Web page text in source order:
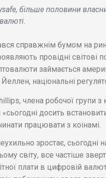
більше половини
справжнім бумом на
провідні світові
займається
національні
члена робочої групи
«сьогодні досить
працювати з коінамі.
зростає, сьогодні
світу, все частіше
плати в цифровій
Масштабний
Інтернеті .